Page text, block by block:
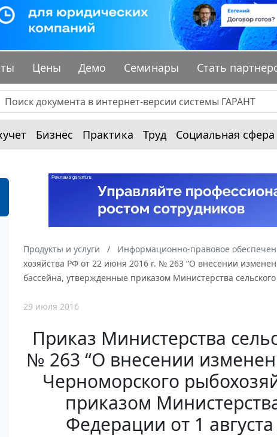
Цены Демо Семинары Стать
Бизнес Практика Труд Социальная сфера
Продукты и услуги Информационно-правовое
хозяйства РФ от 22 июня 2016 г. № 263 “О внесении
бассейна, утвержденные приказом Министерства
29 июля 2016
Приказ Министерства
№ 263 “О внесении
Черноморского
приказом
Федерации от 1